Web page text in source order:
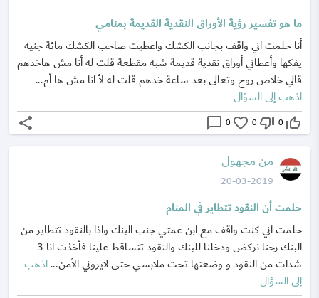
ما هو تفسير رؤية الأوراق النقدية القديمة بمنامي
أنا حلمت اني واقف بجانب الكشك واعطيت صاحب الكشك مائة جنيه
يفكها وأعطاني أوراق نقدية قديمة شبه مقطعة قلت له أنا مش هاخدهم
قالي خلاص روح وتعالى بعد ساعة خدهم قلت له لأ انا مش ها أم...
اذهب إلى السؤال
thumb_up_off_alt
0
thumb_down_off_alt
0
favorite_border
0
chat_bubble_outline
share
من مجهول
20-03-2019
حلمت أن النقود تتطاير في المنام
حلمت اني كنت واقف مع ابن عمتي جنب البنك واذا بالنقود تتطاير من
البنك رحنا نركض ودخلنا للبنك والنقود تتساقط علينا فأخذت انا 3
شدات من النقود و وضعتها تحت ملابسي حتى لايروني الأمن...اذهب
إلى السؤال